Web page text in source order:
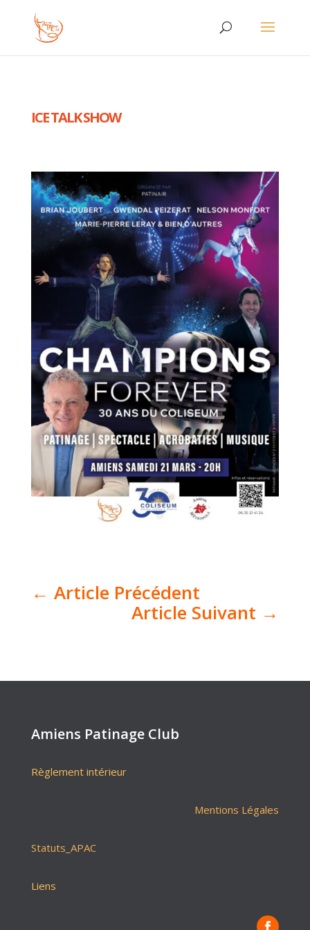
ICE TALK SHOW
← Article Précédent
Article Suivant →
Amiens Patinage Club
Règlement intérieur
Mentions Légales
Statuts_APAC
Liens